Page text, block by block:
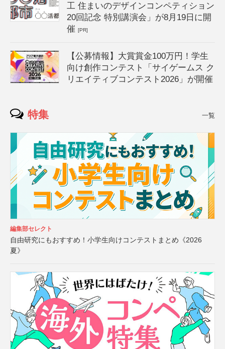
工 住まいのデザインコンペティション
20回記念 特別講演会」が8月19日に開
催[PR]
【公募情報】大賞賞金100万円！学生
向け創作コンテスト「サイゲームス ク
リエイティブコンテスト2026」が開催
特集 一覧
編集部セレクト
自由研究にもおすすめ！小学生向けコンテストまとめ《2026
夏》